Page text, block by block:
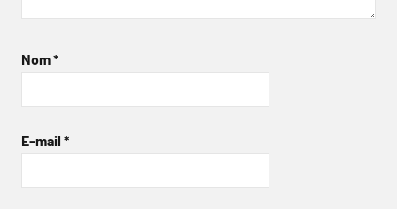
Nom*
E-mail *